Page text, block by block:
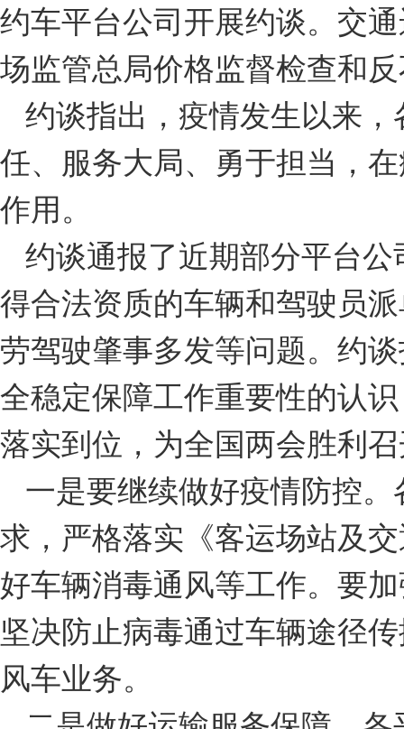
约车平台公司开展约谈。交
场监管总局价格监督检查和
约谈指出，疫情发生以来
任、服务大局、勇于担当，
作用。
约谈通报了近期部分平台
得合法资质的车辆和驾驶员
劳驾驶肇事多发等问题。约
全稳定保障工作重要性的认
落实到位，为全国两会胜利
一是要继续做好疫情防控
求，严格落实《客运场站及
好车辆消毒通风等工作。要
坚决防止病毒通过车辆途径
风车业务。